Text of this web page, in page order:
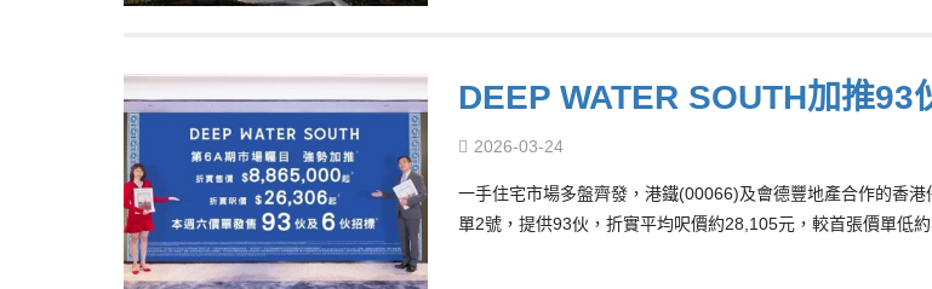
DEEP WATER SOUTH加推
2026-03-24
一手住宅市場多盤齊發，港鐵(00066)及會德豐地產合作的香
單2號，提供93伙，折實平均呎價約28,105元，較首張價單低約